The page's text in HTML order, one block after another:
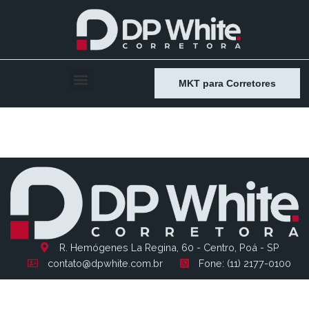
MKT para Corretores
R. Hemógenes La Regina, 60 - Centro, Poá - SP
contato@dpwhite.com.br
Fone: (11) 2177-0100